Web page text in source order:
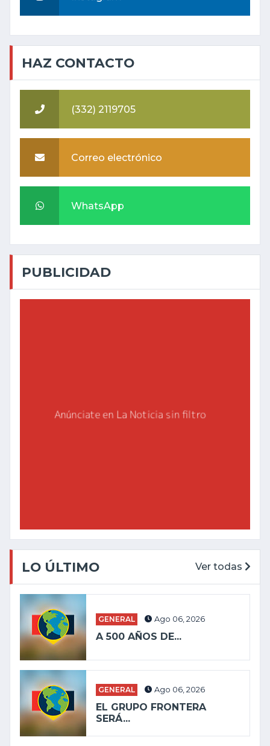
HAZ CONTACTO
(332) 2119705
Correo electrónico
WhatsApp
PUBLICIDAD
LO ÚLTIMO Ver todas
GENERAL Ago 06, 2026
A 500 AÑOS DE...
GENERAL Ago 06, 2026
EL GRUPO FRONTERA
SERÁ...